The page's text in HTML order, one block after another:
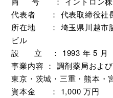
代表者 ： 代表取締役社
所在地 ： 埼玉県川越市
ビル
設 立 ： 1993 年 5 月
事業内容 ： 調剤薬局およ
東京・茨城・三重・熊本・
資本金 ： 1,000 万円